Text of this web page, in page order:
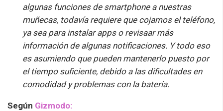
algunas funciones de smartphone a nuestras
muñecas, todavía requiere que cojamos el teléfono,
ya sea para instalar apps o revisaar más
información de algunas notificaciones. Y todo eso
es asumiendo que pueden mantenerlo puesto por
el tiempo suficiente, debido a las dificultades en
comodidad y problemas con la batería.
Según Gizmodo: